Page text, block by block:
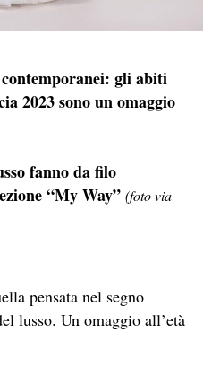
gli abiti
2023 sono un omaggio
fanno da filo
“My Way” (foto via
pensata nel segno
lusso. Un omaggio all’età